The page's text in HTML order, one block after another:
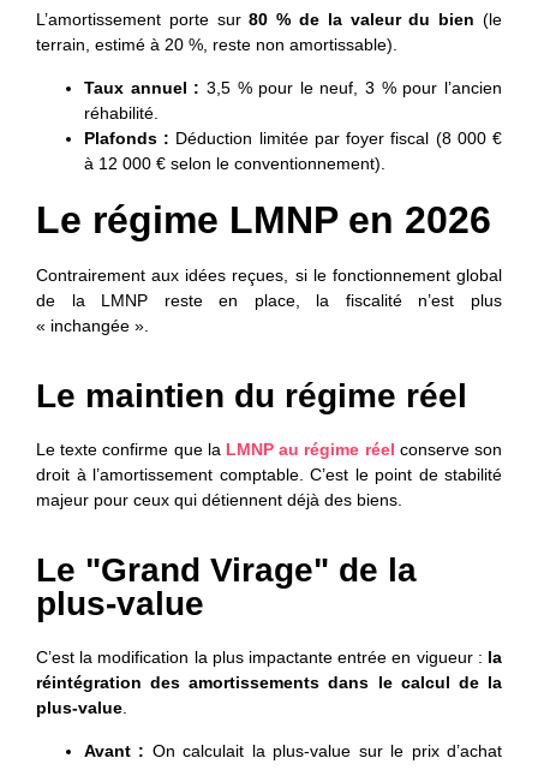
L’amortissement porte sur80 % de la valeur du bien (le
terrain, estimé à 20 %, reste non amortissable).
Taux annuel : 3,5 % pour le neuf, 3 % pour l’ancien
réhabilité.
Plafonds : Déduction limitée par foyer fiscal (8 000 €
à 12 000 € selon le conventionnement).
Le régime LMNP en 2026
Contrairement aux idées reçues, si le fonctionnement global
de la LMNP reste en place, la fiscalité n’est plus
« inchangée ».
Le maintien du régime réel
Le texte confirme que la LMNP au régime réel conserve son
droit à l’amortissement comptable. C’est le point de stabilité
majeur pour ceux qui détiennent déjà des biens.
Le "Grand Virage" de la
plus-value
C’est la modification la plus impactante entrée en vigueur : la
réintégration des amortissements dans le calcul de la
plus-value.
Avant : On calculait la plus-value sur le prix d’achat